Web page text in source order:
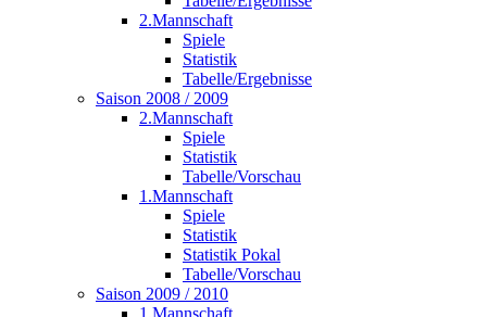
2.Mannschaft
Spiele
Statistik
Tabelle/Ergebnisse
Saison 2008 / 2009
2.Mannschaft
Spiele
Statistik
Tabelle/Vorschau
1.Mannschaft
Spiele
Statistik
Statistik Pokal
Tabelle/Vorschau
Saison 2009 / 2010